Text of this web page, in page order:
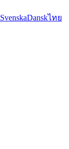
SvenskaDanskไทย